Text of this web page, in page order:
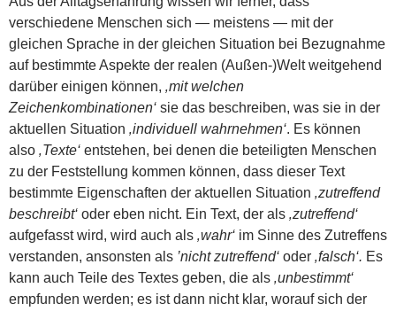
verschiedene Menschen sich — meistens — mit der
gleichen Sprache in der gleichen Situation bei Bezugnahme
auf bestimmte Aspekte der realen (Außen-)Welt weitgehend
darüber einigen können, ‚mit welchen
Zeichenkombinationen‘ sie das beschreiben, was sie in der
aktuellen Situation ‚individuell wahrnehmen‘. Es können
also ‚Texte‘ entstehen, bei denen die beteiligten Menschen
zu der Feststellung kommen können, dass dieser Text
bestimmte Eigenschaften der aktuellen Situation ‚zutreffend
beschreibt‘ oder eben nicht. Ein Text, der als ‚zutreffend‘
aufgefasst wird, wird auch als ‚wahr‘ im Sinne des Zutreffens
verstanden, ansonsten als ’nicht zutreffend‘ oder ‚falsch‘. Es
kann auch Teile des Textes geben, die als ‚unbestimmt‘
empfunden werden; es ist dann nicht klar, worauf sich der